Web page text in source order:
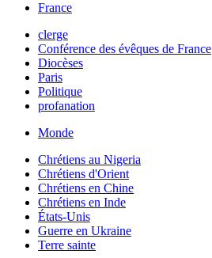
France
clerge
Conférence des évêques de France
Diocèses
Paris
Politique
profanation
Monde
Chrétiens au Nigeria
Chrétiens d'Orient
Chrétiens en Chine
Chrétiens en Inde
États-Unis
Guerre en Ukraine
Terre sainte